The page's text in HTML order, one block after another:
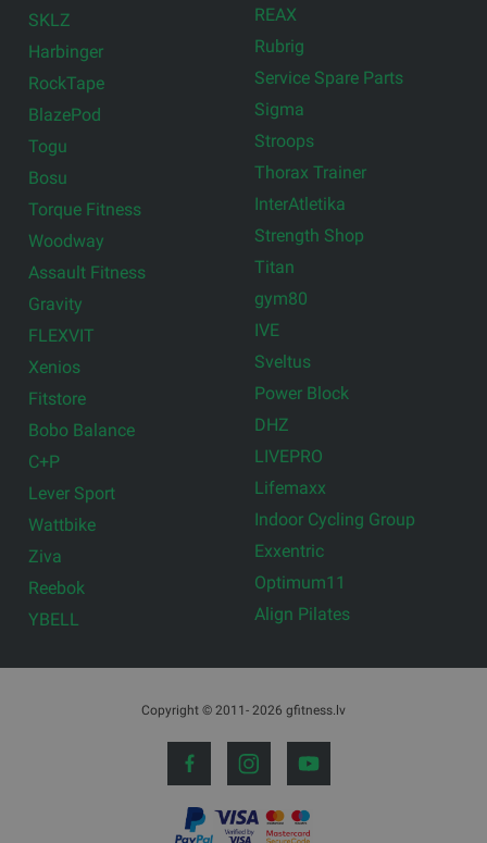
SKLZ
Harbinger
RockTape
BlazePod
Togu
Bosu
Torque Fitness
Woodway
Assault Fitness
Gravity
FLEXVIT
Xenios
Fitstore
Bobo Balance
C+P
Lever Sport
Wattbike
Ziva
Reebok
YBELL
REAX
Rubrig
Service Spare Parts
Sigma
Stroops
Thorax Trainer
InterAtletika
Strength Shop
Titan
gym80
IVE
Sveltus
Power Block
DHZ
LIVEPRO
Lifemaxx
Indoor Cycling Group
Exxentric
Optimum11
Align Pilates
Copyright © 2011- 2026 gfitness.lv